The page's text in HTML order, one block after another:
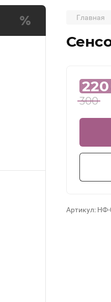
Главная
220
300
Артикул: НФ-